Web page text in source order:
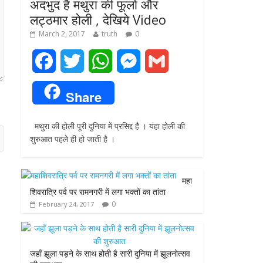
अदभुद है मथुरा की फूलो और
लट्ठमार होली , देखिये Video
March 2, 2017 truth 0
a
c
e
o
o
k
w
i
t
e
r
W
h
a
t
A
p
p
M
s
n
e
r
i
Share
मथुरा की होली पूरी दुनिया में प्रसिद्द है । यंहा होली की
शुरुआत पहले ही हो जाती है ।
महा
शिवरात्रि पर्व पर रामनगरी में लगा भक्तों का तांता
February 24, 2017 0
जहाँ झूला पड़ने के साथ होती है सारी दुनिया में झूलनोत्सव